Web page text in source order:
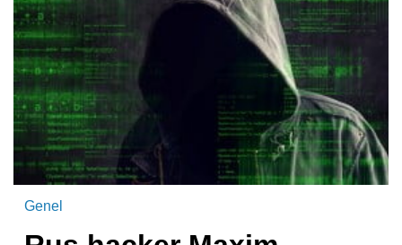
Genel